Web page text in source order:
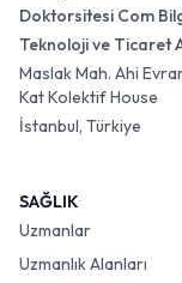
Doktorsitesi Com
Teknoloji ve Ticaret
Maslak Mah. Ahi
Kat Kolektif House
İstanbul, Türkiye
SAĞLIK
Uzmanlar
Uzmanlık Alanları